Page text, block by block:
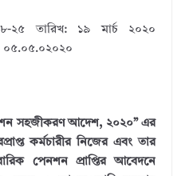
২৫ তারিখ: ১৯ মার্চ ২০২০
০৫.০৫.০২০২০
সহজীকরণ আদেশ, ২০২০” এর
কর্মচারীর নিজের এবং তার
পেনশন প্রাপ্তির আবেদনে